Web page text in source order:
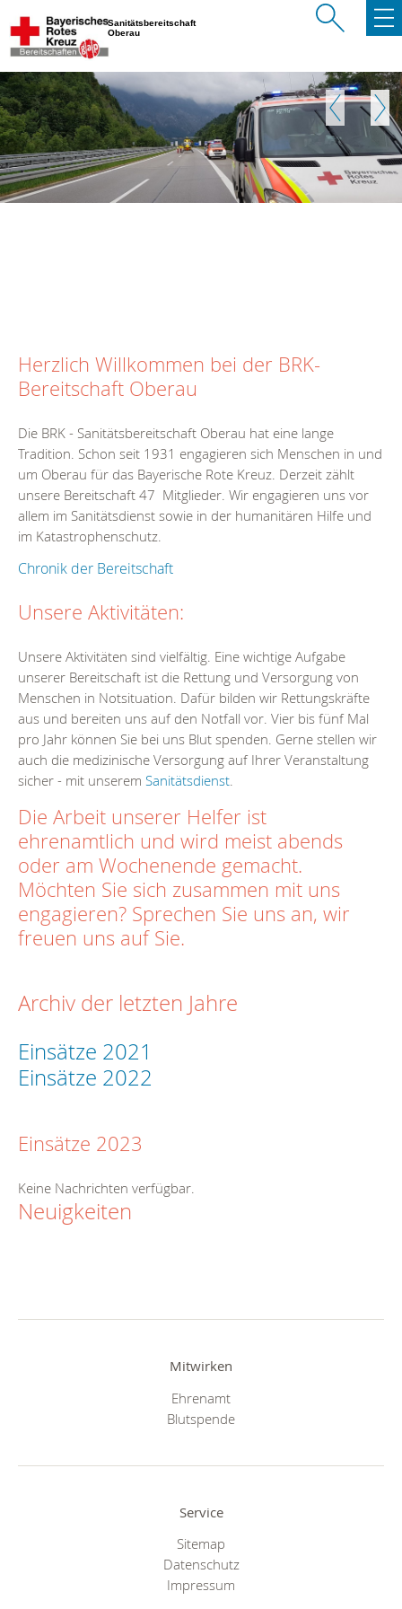
Sanitätsbereitschaft
Oberau
Zurück
Herzlich Willkommen bei der BRK-
Bereitschaft Oberau
Die BRK - Sanitätsbereitschaft Oberau hat eine lange
Tradition. Schon seit 1931 engagieren sich Menschen in und
um Oberau für das Bayerische Rote Kreuz. Derzeit zählt
unsere Bereitschaft 47 Mitglieder. Wir engagieren uns vor
allem im Sanitätsdienst sowie in der humanitären Hilfe und
im Katastrophenschutz.
Chronik der Bereitschaft
Unsere Aktivitäten:
Unsere Aktivitäten sind vielfältig. Eine wichtige Aufgabe
unserer Bereitschaft ist die Rettung und Versorgung von
Menschen in Notsituation. Dafür bilden wir Rettungskräfte
aus und bereiten uns auf den Notfall vor. Vier bis fünf Mal
pro Jahr können Sie bei uns Blut spenden. Gerne stellen wir
auch die medizinische Versorgung auf Ihrer Veranstaltung
sicher - mit unserem Sanitätsdienst.
Die Arbeit unserer Helfer ist
ehrenamtlich und wird meist abends
oder am Wochenende gemacht.
Möchten Sie sich zusammen mit uns
engagieren? Sprechen Sie uns an, wir
freuen uns auf Sie.
Archiv der letzten Jahre
Einsätze 2021
Einsätze 2022
Einsätze 2023
Keine Nachrichten verfügbar.
Neuigkeiten
Mitwirken
Ehrenamt
Blutspende
Service
Sitemap
Datenschutz
Impressum